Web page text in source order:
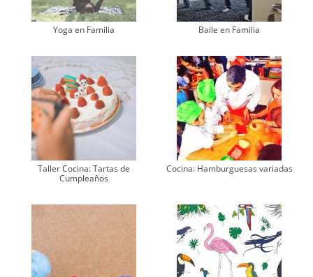
Yoga en Familia Baile en Familia
Taller Cocina: Tartas de
Cumpleaños
Cocina: Hamburguesas variadas